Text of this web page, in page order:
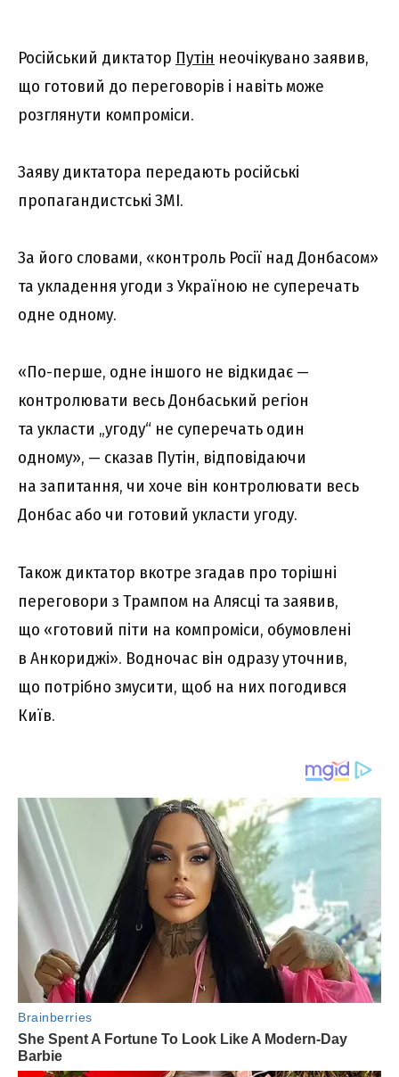
Російський диктатор Путін неочікувано заявив,
що готовий до переговорів і навіть може
розглянути компроміси.
Заяву диктатора передають російські
пропагандистські ЗМІ.
За його словами, «контроль Росії над Донбасом»
та укладення угоди з Україною не суперечать
одне одному.
«По-перше, одне іншого не відкидає —
контролювати весь Донбаський регіон
та укласти „угоду“ не суперечать один
одному», — сказав Путін, відповідаючи
на запитання, чи хоче він контролювати весь
Донбас або чи готовий укласти угоду.
Також диктатор вкотре згадав про торішні
переговори з Трампом на Алясці та заявив,
що «готовий піти на компроміси, обумовлені
в Анкориджі». Водночас він одразу уточнив,
що потрібно змусити, щоб на них погодився
Київ.